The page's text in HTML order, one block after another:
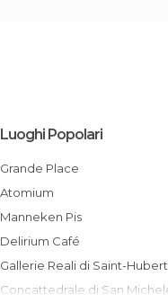
Luoghi Popolari
Grande Place
Atomium
Manneken Pis
Delirium Café
Gallerie Reali di Saint-Hubert
Concattedrale di San Michele e Santa